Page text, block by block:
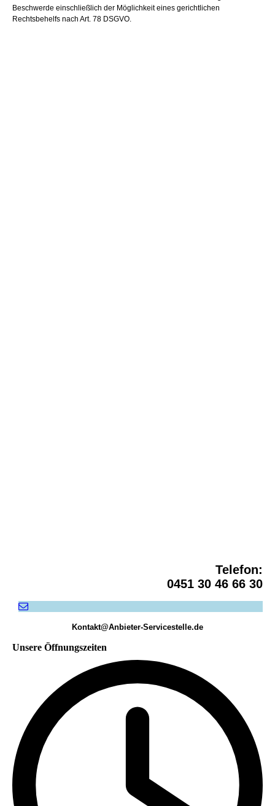
Beschwerde einschließlich der Möglichkeit eines gerichtlichen
Rechtsbehelfs nach Art. 78 DSGVO.
Telefon:
0451 30 46 66 30
Kontakt@Anbieter-Servicestelle.de
Unsere Öffnungszeiten